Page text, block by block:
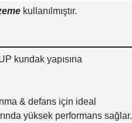
kullanılmıştır.
kundak yapısına
& defans için ideal
yüksek performans sağlar.